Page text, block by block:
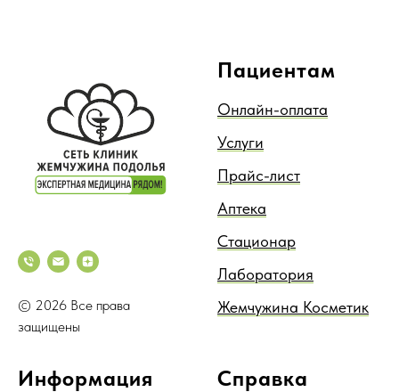
© 2026 Все права
защищены
Пациентам
Онлайн-оплата
Услуги
Прайс-лист
Аптека
Стационар
Лаборатория
Жемчужина Косметик
Информация Справка